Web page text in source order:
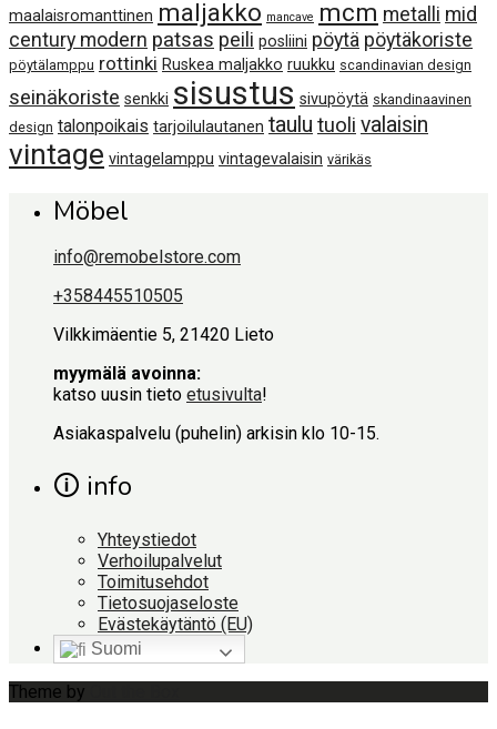
maalaisromanttinen maljakko mancave mcm metalli mid
century modern patsas peili posliini pöytä pöytäkoriste
pöytälamppu rottinki Ruskea maljakko ruukku scandinavian design
seinäkoriste senkki sisustus sivupöytä skandinaavinen
design talonpoikais tarjoilulautanen taulu tuoli valaisin
vintage vintagelamppu vintagevalaisin värikäs
Möbel
info@remobelstore.com
+358445510505
Vilkkimäentie 5, 21420 Lieto
myymälä avoinna:
katso uusin tieto etusivulta!
Asiakaspalvelu (puhelin) arkisin klo 10-15.
🛈 info
Yhteystiedot
Verhoilupalvelut
Toimitusehdot
Tietosuojaseloste
Evästekäytäntö (EU)
Suomi
Theme by